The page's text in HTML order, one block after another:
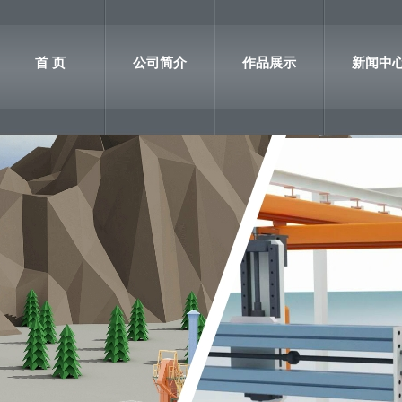
首 页 公司简介 作品展示 新闻中